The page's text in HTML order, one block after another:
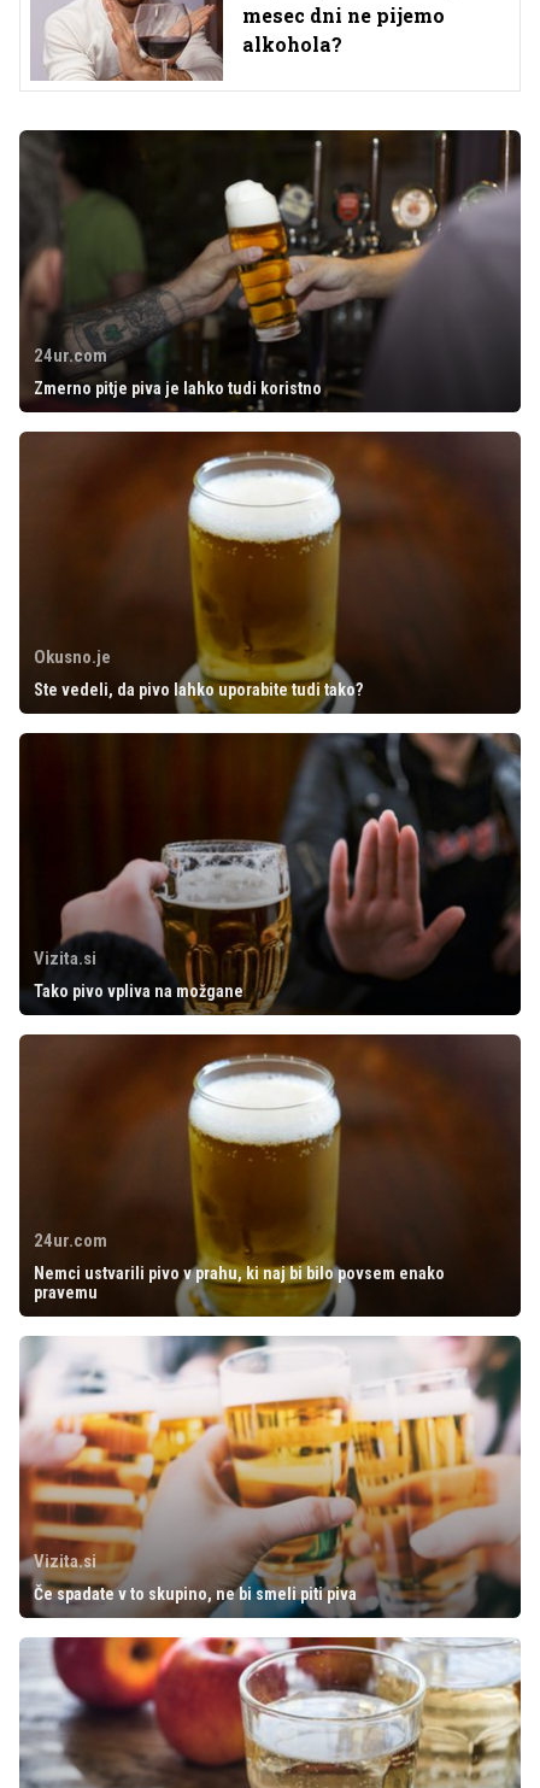
mesec dni ne pijemo
alkohola?
24ur.com
Zmerno pitje piva je lahko tudi koristno
Okusno.je
Ste vedeli, da pivo lahko uporabite tudi tako?
Vizita.si
Tako pivo vpliva na možgane
24ur.com
Nemci ustvarili pivo v prahu, ki naj bi bilo povsem enako
pravemu
Vizita.si
Če spadate v to skupino, ne bi smeli piti piva